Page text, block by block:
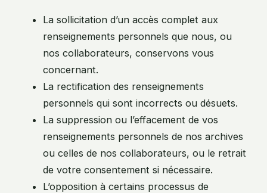
La sollicitation d’un accès complet aux
renseignements personnels que nous, ou
nos collaborateurs, conservons vous
concernant.
La rectification des renseignements
personnels qui sont incorrects ou désuets.
La suppression ou l’effacement de vos
renseignements personnels de nos archives
ou celles de nos collaborateurs, ou le retrait
de votre consentement si nécessaire.
L’opposition à certains processus de